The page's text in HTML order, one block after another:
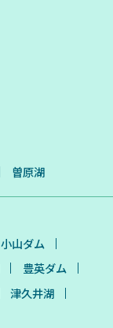
曽原湖
小山ダム
豊英ダム
津久井湖